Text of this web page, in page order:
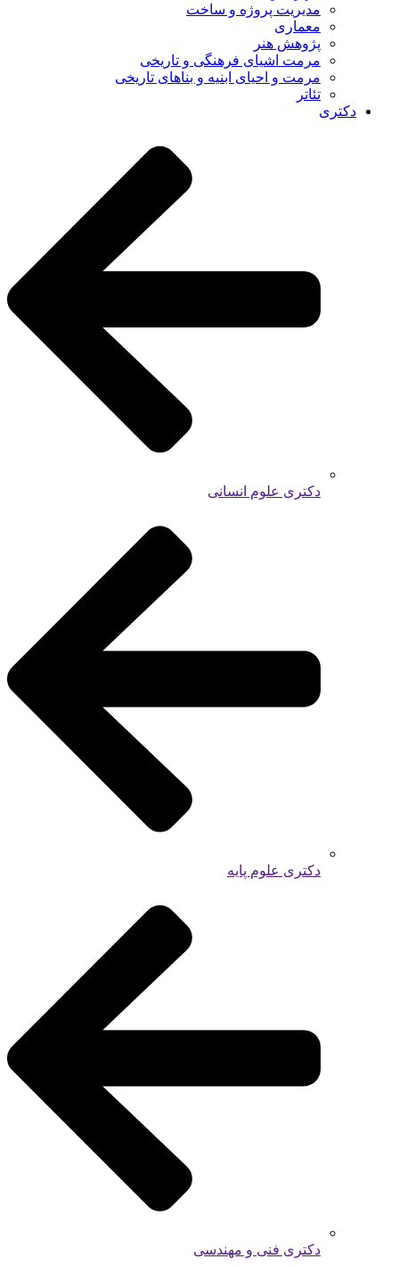
مدیریت پروژه و ساخت
معماری
پژوهش هنر
مرمت اشیای فرهنگی و تاریخی
مرمت و احیای ابنیه و بناهای تاریخی
تئاتر
دکتری
دکتری علوم انسانی
دکتری علوم پایه
دکتری فنی و مهندسی